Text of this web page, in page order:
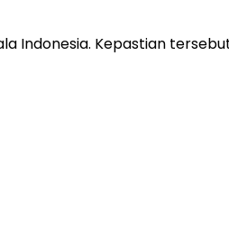
Indonesia. Kepastian